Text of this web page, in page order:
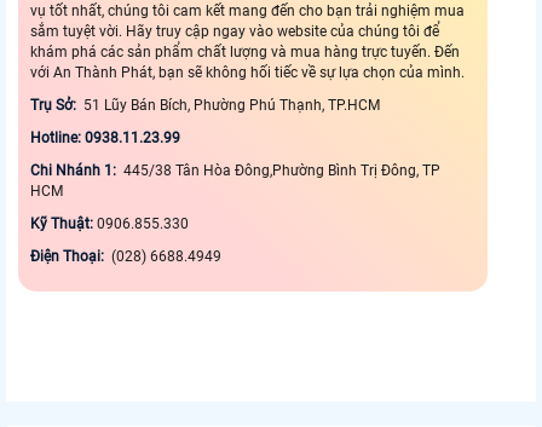
vụ tốt nhất, chúng tôi cam kết mang đến cho bạn trải nghiệm mua
sắm tuyệt vời. Hãy truy cập ngay vào website của chúng tôi để
khám phá các sản phẩm chất lượng và mua hàng trực tuyến. Đến
với An Thành Phát, bạn sẽ không hối tiếc về sự lựa chọn của mình.
Trụ Sở: 51 Lũy Bán Bích, Phường Phú Thạnh, TP.HCM
Hotline: 0938.11.23.99
Chi Nhánh 1: 445/38 Tân Hòa Đông,Phường Bình Trị Đông, TP
HCM
Kỹ Thuật: 0906.855.330
Điện Thoại: (028) 6688.4949